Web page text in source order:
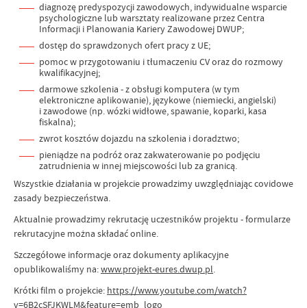
diagnozę predyspozycji zawodowych, indywidualne wsparcie
psychologiczne lub warsztaty realizowane przez Centra
Informacji i Planowania Kariery Zawodowej DWUP;
dostęp do sprawdzonych ofert pracy z UE;
pomoc w przygotowaniu i tłumaczeniu CV oraz do rozmowy
kwalifikacyjnej;
darmowe szkolenia - z obsługi komputera (w tym
elektroniczne aplikowanie), językowe (niemiecki, angielski)
i zawodowe (np. wózki widłowe, spawanie, koparki, kasa
fiskalna);
zwrot kosztów dojazdu na szkolenia i doradztwo;
pieniądze na podróż oraz zakwaterowanie po podjęciu
zatrudnienia w innej miejscowości lub za granicą.
Wszystkie działania w projekcie prowadzimy uwzględniając covidowe
zasady bezpieczeństwa.
Aktualnie prowadzimy rekrutację uczestników projektu - formularze
rekrutacyjne można składać online.
Szczegółowe informacje oraz dokumenty aplikacyjne
opublikowaliśmy na:www.projekt-eures.dwup.pl.
Krótki film o projekcie: https://www.youtube.com/watch?
v=6B2cSFJKWLM&feature=emb_logo